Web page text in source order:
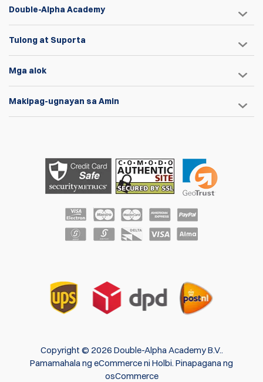
Double-Alpha Academy
Tulong at Suporta
Mga alok
Makipag-ugnayan sa Amin
Copyright © 2026 Double-Alpha Academy B.V..
Pamamahala ng eCommerceni Holbi. Pinapagana ng
osCommerce